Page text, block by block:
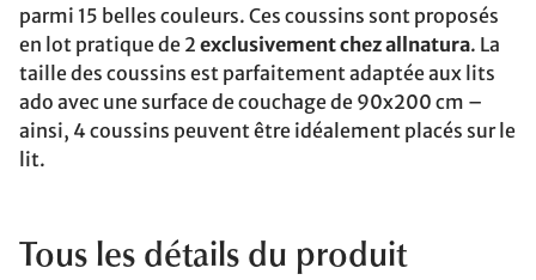
parmi 15 belles couleurs. Ces coussins sont proposés
en lot pratique de 2 exclusivement chez allnatura. La
taille des coussins est parfaitement adaptée aux lits
ado avec une surface de couchage de 90x200 cm –
ainsi, 4 coussins peuvent être idéalement placés sur le
lit.
Tous les détails du produit